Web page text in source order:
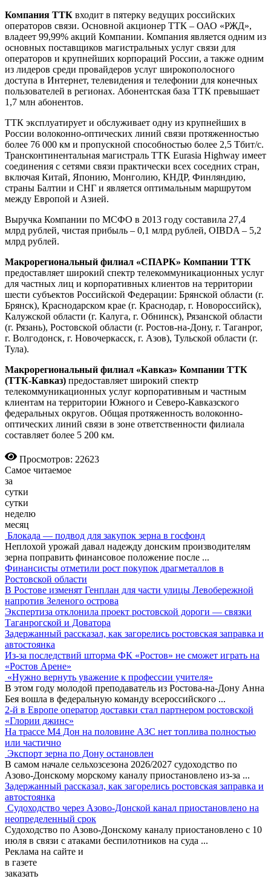
Компания ТТК входит в пятерку ведущих российских
операторов связи. Основной акционер ТТК – ОАО «РЖД»,
владеет 99,99% акций Компании. Компания является одним из
основных поставщиков магистральных услуг связи для
операторов и крупнейших корпораций России, а также одним
из лидеров среди провайдеров услуг широкополосного
доступа в Интернет, телевидения и телефонии для конечных
пользователей в регионах. Абонентская база ТТК превышает
1,7 млн абонентов.
ТТК эксплуатирует и обслуживает одну из крупнейших в
России волоконно-оптических линий связи протяженностью
более 76 000 км и пропускной способностью более 2,5 Тбит/с.
Трансконтинентальная магистраль TTK Eurasia Highway имеет
соединения с сетями связи практически всех соседних стран,
включая Китай, Японию, Монголию, КНДР, Финляндию,
страны Балтии и СНГ и является оптимальным маршрутом
между Европой и Азией.
Выручка Компании по МСФО в 2013 году составила 27,4
млрд рублей, чистая прибыль – 0,1 млрд рублей, OIBDA – 5,2
млрд рублей.
Макрорегиональный филиал «СПАРК» Компании ТТК
предоставляет широкий спектр телекоммуникационных услуг
для частных лиц и корпоративных клиентов на территории
шести субъектов Российской Федерации: Брянской области (г.
Брянск), Краснодарском крае (г. Краснодар, г. Новороссийск),
Калужской области (г. Калуга, г. Обнинск), Рязанской области
(г. Рязань), Ростовской области (г. Ростов-на-Дону, г. Таганрог,
г. Волгодонск, г. Новочеркасск, г. Азов), Тульской области (г.
Тула).
Макрорегиональный филиал «Кавказ» Компании ТТК
(ТТК-Кавказ) предоставляет широкий спектр
телекоммуникационных услуг корпоративным и частным
клиентам на территории Южного и Северо-Кавказского
федеральных округов. Общая протяженность волоконно-
оптических линий связи в зоне ответственности филиала
составляет более 5 200 км.
Просмотров: 22623
Самое читаемое
за
сутки
сутки
неделю
месяц
Блокада — подвод для закупок зерна в госфонд
Неплохой урожай давал надежду донским производителям
зерна поправить финансовое положение после ...
Финансисты отметили рост покупок драгметаллов в
Ростовской области
В Ростове изменят Генплан для части улицы Левобережной
напротив Зеленого острова
Экспертиза отклонила проект ростовской дороги — связки
Таганрогской и Доватора
Задержанный рассказал, как загорелись ростовская заправка и
автостоянка
Из-за последствий шторма ФК «Ростов» не сможет играть на
«Ростов Арене»
«Нужно вернуть уважение к профессии учителя»
В этом году молодой преподаватель из Ростова-на-Дону Анна
Бея вошла в федеральную команду всероссийского ...
2-й в Европе оператор доставки стал партнером ростовской
«Глории джинс»
На трассе М4 Дон на половине АЗС нет топлива полностью
или частично
Экспорт зерна по Дону остановлен
В самом начале сельхозсезона 2026/2027 судоходство по
Азово-Донскому морскому каналу приостановлено из-за ...
Задержанный рассказал, как загорелись ростовская заправка и
автостоянка
Судоходство через Азово-Донской канал приостановлено на
неопределенный срок
Судоходство по Азово-Донскому каналу приостановлено с 10
июля в связи с атаками беспилотников на суда ...
Реклама на сайте и
в газете
заказать